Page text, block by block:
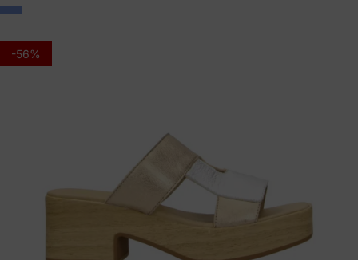
-56%